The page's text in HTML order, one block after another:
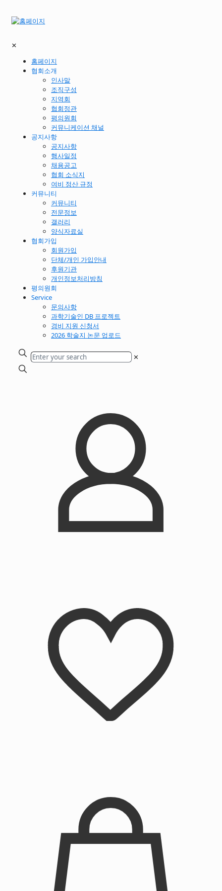
✕
홈페이지
협회소개
인사말
조직구성
지역회
협회정관
평의원회
커뮤니케이션 채널
공지사항
공지사항
행사일정
채용공고
협회 소식지
여비 정산 규정
커뮤니티
커뮤니티
전문정보
갤러리
양식자료실
협회가입
회원가입
단체/개인 가입안내
후원기관
개인정보처리방침
평의원회
Service
문의사항
과학기술인 DB 프로젝트
경비 지원 신청서
2026 학술지 논문 업로드
✕